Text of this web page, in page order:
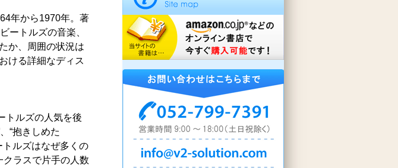
年から1970年。著
ートルズの音楽、
か、周囲の状況は
ける詳細なディス
トルズの人気を後
“抱きしめた
トルズはなぜ多くの
ラスで片手の人数